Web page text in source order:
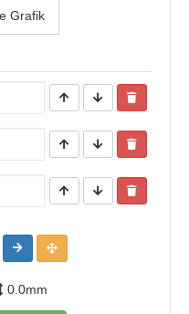
Grafik
0.0mm